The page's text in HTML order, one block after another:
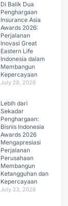
Di Balik Dua
Penghargaan
Insurance Asia
Awards 2026:
Perjalanan
Inovasi Great
Eastern Life
Indonesia dalam
Membangun
Kepercayaan
July 28, 2026
Lebih dari
Sekadar
Penghargaan:
Bisnis Indonesia
Awards 2026
Mengapresiasi
Perjalanan
Perusahaan
Membangun
Ketangguhan dan
Kepercayaan
July 23, 2026